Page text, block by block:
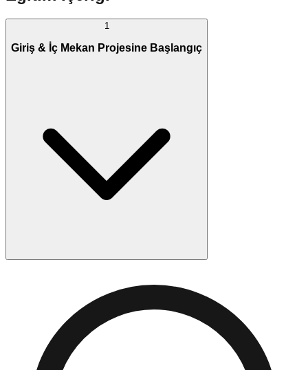
1
Giriş & İç Mekan Projesine Başlangıç